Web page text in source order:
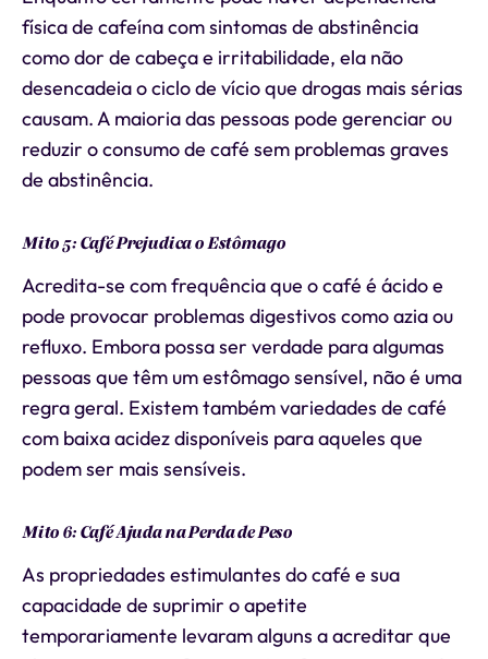
física de cafeína com sintomas de abstinência
como dor de cabeça e irritabilidade, ela não
desencadeia o ciclo de vício que drogas mais sérias
causam. A maioria das pessoas pode gerenciar ou
reduzir o consumo de café sem problemas graves
de abstinência.
Mito 5: Café Prejudica o Estômago
Acredita-se com frequência que o café é ácido e
pode provocar problemas digestivos como azia ou
refluxo. Embora possa ser verdade para algumas
pessoas que têm um estômago sensível, não é uma
regra geral. Existem também variedades de café
com baixa acidez disponíveis para aqueles que
podem ser mais sensíveis.
Mito 6: Café Ajuda na Perda de Peso
As propriedades estimulantes do café e sua
capacidade de suprimir o apetite
temporariamente levaram alguns a acreditar que